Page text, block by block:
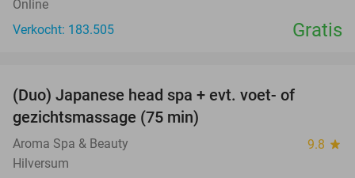
Online
Verkocht: 183.505
Gratis
(Duo) Japanese head spa + evt. voet- of
gezichtsmassage (75 min)
Aroma Spa & Beauty 9.8 star
Hilversum